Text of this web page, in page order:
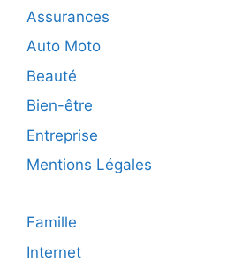
coque
polyester
Assurances
Auto Moto
Beauté
Bien-être
Entreprise
Mentions Légales
Famille
Internet